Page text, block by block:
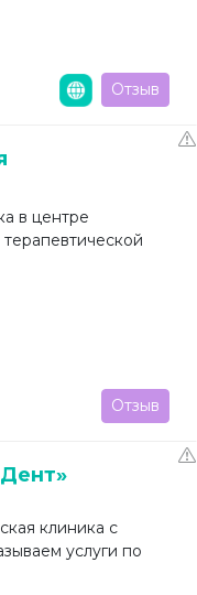
Отзыв
в центре
Отзыв
клиника с
услуги по